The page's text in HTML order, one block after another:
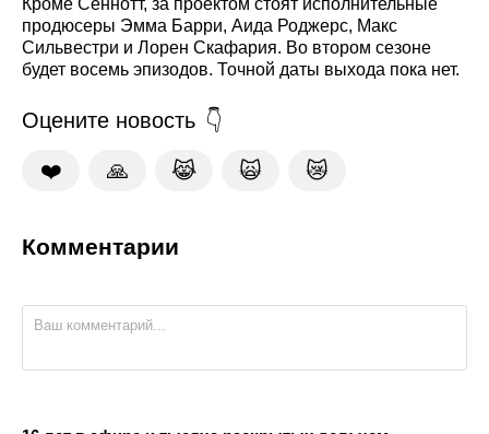
Кроме Сеннотт, за проектом стоят исполнительные
продюсеры Эмма Барри, Аида Роджерс, Макс
Сильвестри и Лорен Скафария. Во втором сезоне
будет восемь эпизодов. Точной даты выхода пока нет.
Оцените новость
❤️ 🙏 😹 🙀 😿
Комментарии